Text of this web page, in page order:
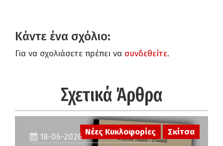
Κάντε ένα σχόλιο:
Για να σχολιάσετε πρέπει να συνδεθείτε.
Σχετικά Άρθρα
Νέες Κυκλοφορίες Σκίτσα
18-06-2026